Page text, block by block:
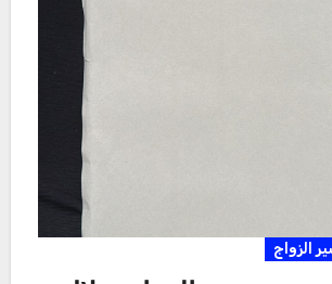
الزواج